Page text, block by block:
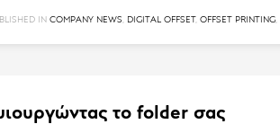
IN COMPANY NEWS, DIGITAL OFFSET, OFFSET PRINTING,
το folder σας